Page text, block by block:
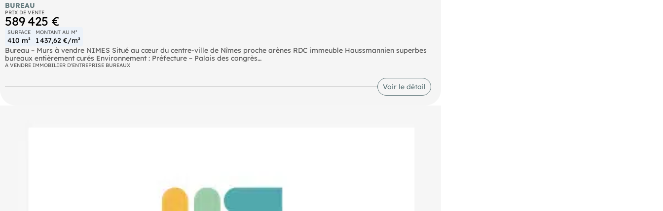
BUREAU
PRIX DE VENTE
589 425 €
SURFACE
410 m²
MONTANT AU M²
1 437,62 €/m²
Bureau – Murs à vendre NIMES Situé au cœur du centre-ville de Nîmes proche arènes RDC immeuble Haussmannien superbes
bureaux entièrement curés Environnement : Préfecture – Palais des congrès
- Tribunal de commerce
- Chambre de commerce – TGI – TI
A VENDRE IMMOBILIER D'ENTREPRISE BUREAUX
Voir le détail